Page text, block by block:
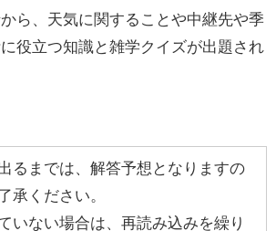
ら、天気に関することや中継先や季
役立つ知識と雑学クイズが出題され
るまでは、解答予想となりますの
承ください。
いない場合は、再読み込みを繰り